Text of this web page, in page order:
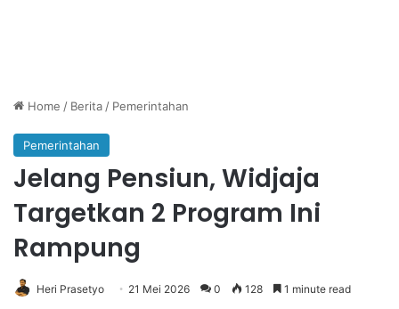
Home / Berita / Pemerintahan
Pemerintahan
Jelang Pensiun, Widjaja
Targetkan 2 Program Ini
Rampung
Heri Prasetyo 21 Mei 2026 0 128 1 minute read